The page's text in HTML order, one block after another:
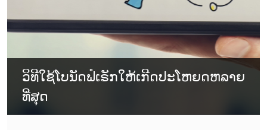
ວິທີໃຊ້ໂບນັດຟໍເຣັກໃຫ້ເກີດປະໂຫຍດຫລາຍ
ທີ່ສຸດ